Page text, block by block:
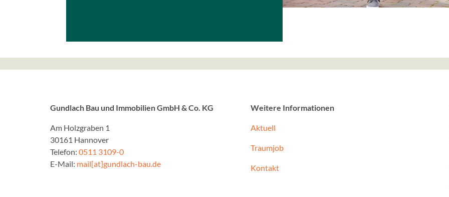
Gundlach Bau und Immobilien GmbH & Co. KG
Am Holzgraben 1
30161 Hannover
Telefon: 0511 3109-0
E-Mail: mail[at]gundlach-bau.de
Weitere Informationen
Aktuell
Traumjob
Kontakt
Wir betten unsere Social
unsere Webseite ein.